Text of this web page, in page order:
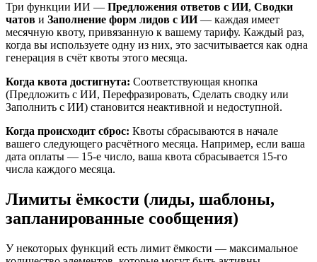
Три функции ИИ — Предложения ответов с ИИ, Сводки
чатов и Заполнение форм лидов с ИИ— каждая имеет
месячную квоту, привязанную к вашему тарифу. Каждый раз,
когда вы используете одну из них, это засчитывается как одна
генерация в счёт квоты этого месяца.
Когда квота достигнута: Соответствующая кнопка
(Предложить с ИИ, Перефразировать, Сделать сводку или
Заполнить с ИИ) становится неактивной и недоступной.
Когда происходит сброс: Квоты сбрасываются в начале
вашего следующего расчётного месяца. Например, если ваша
дата оплаты — 15-е число, ваша квота сбрасывается 15-го
числа каждого месяца.
Лимиты ёмкости (лиды, шаблоны,
запланированные сообщения)
У некоторых функций есть лимит ёмкости — максимальное